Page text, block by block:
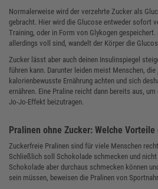
Normalerweise wird der verzehrte Zucker als
gebracht. Hier wird die Glucose entweder sofort
Training, oder in Form von Glykogen
allerdings voll sind, wandelt der Körper die
Zucker lässt aber auch deinen Insulinspiegel
führen kann. Darunter leiden meist Menschen, die
kalorienbewusste Ernährung achten und sich
ernähren. Eine Praline reicht dann bereits aus,
Jo-Jo-Effekt beizutragen.
Pralinen ohne Zucker: Welche Vorteile
Zuckerfreie Pralinen sind für viele Menschen
Schließlich soll Schokolade schmecken und nicht
Schokolade aber durchaus schmecken können
sein müssen, beweisen die Pralinen von